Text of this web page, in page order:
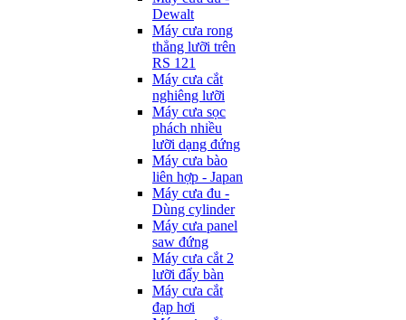
Dewalt
Máy cưa rong
thẳng lưỡi trên
RS 121
Máy cưa cắt
nghiêng lưỡi
Máy cưa sọc
phách nhiều
lưỡi dạng đứng
Máy cưa bào
liên hợp - Japan
Máy cưa đu -
Dùng cylinder
Máy cưa panel
saw đứng
Máy cưa cắt 2
lưỡi đẩy bàn
Máy cưa cắt
đạp hơi